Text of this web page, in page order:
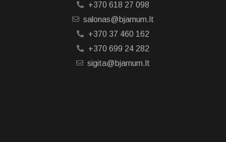
+370 618 27 098
salonas@bjarnum.lt
+370 37 460 162
+370 699 24 282
sigita@bjarnum.lt